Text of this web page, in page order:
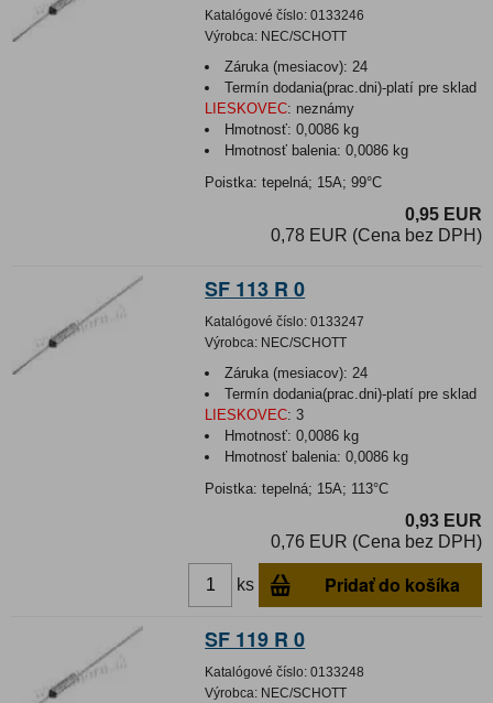
Katalógové číslo: 0133246
Výrobca: NEC/SCHOTT
Záruka (mesiacov): 24
Termín dodania(prac.dni)-platí pre sklad
LIESKOVEC: neznámy
Hmotnosť:0,0086 kg
Hmotnosť balenia:0,0086 kg
Poistka: tepelná; 15A; 99°C
0,95 EUR
0,78 EUR (Cena bez DPH)
SF 113 R 0
Katalógové číslo: 0133247
Výrobca: NEC/SCHOTT
Záruka (mesiacov): 24
Termín dodania(prac.dni)-platí pre sklad
LIESKOVEC: 3
Hmotnosť:0,0086 kg
Hmotnosť balenia:0,0086 kg
Poistka: tepelná; 15A; 113°C
0,93 EUR
0,76 EUR (Cena bez DPH)
ks Pridať do košíka
SF 119 R 0
Katalógové číslo: 0133248
Výrobca: NEC/SCHOTT